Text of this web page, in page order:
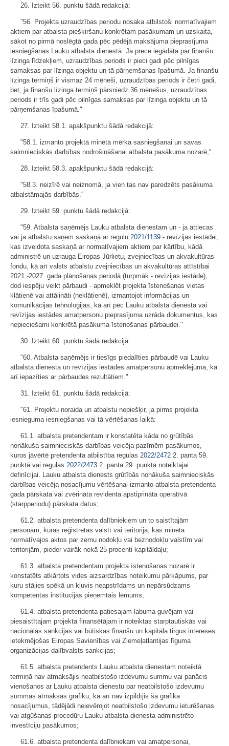
26. Izteikt 56. punktu šādā redakcijā:
"56. Projekta uzraudzības periodu nosaka atbilstoši normatīvajiem
aktiem par atbalsta piešķiršanu konkrētam pasākumam un uzskaita,
sākot no pirmā noslēgtā gada pēc pēdējā maksājuma pieprasījuma
iesniegšanas Lauku atbalsta dienestā. Ja prece iegādāta par finanšu
līzinga līdzekļiem, uzraudzības periods ir pieci gadi pēc pilnīgas
samaksas par līzinga objektu un tā pārņemšanas īpašumā. Ja finanšu
līzinga termiņš ir vismaz 24 mēneši, uzraudzības periods ir četri gadi,
bet, ja finanšu līzinga termiņš pārsniedz 36 mēnešus, uzraudzības
periods ir trīs gadi pēc pilnīgas samaksas par līzinga objektu un tā
pārņemšanas īpašumā."
27. Izteikt 58.1. apakšpunktu šādā redakcijā:
"58.1. izmanto projektā minētā mērķa sasniegšanai un savas
saimnieciskās darbības nodrošināšanai atbalsta pasākuma nozarē;".
28. Izteikt 58.3. apakšpunktu šādā redakcijā:
"58.3. neizīrē vai neiznomā, ja vien tas nav paredzēts pasākuma
atbalstāmajās darbībās."
29. Izteikt 59. punktu šādā redakcijā:
"59. Atbalsta saņēmējs Lauku atbalsta dienestam un - ja attiecas
vai ja atbalstu saņem saskaņā ar regulu 2021/1139 - revīzijas iestādei,
kas izveidota saskaņā ar normatīvajiem aktiem par kārtību, kādā
administrē un uzrauga Eiropas Jūrlietu, zvejniecības un akvakultūras
fondu, kā arī valsts atbalstu zvejniecības un akvakultūras attīstībai
2021.-2027. gada plānošanas periodā (turpmāk - revīzijas iestāde),
dod iespēju veikt pārbaudi - apmeklēt projekta īstenošanas vietas
klātienē vai attālināti (neklātienē), izmantojot informācijas un
komunikācijas tehnoloģijas, kā arī pēc Lauku atbalsta dienesta vai
revīzijas iestādes amatpersonu pieprasījuma uzrāda dokumentus, kas
nepieciešami konkrētā pasākuma īstenošanas pārbaudei."
30. Izteikt 60. punktu šādā redakcijā:
"60. Atbalsta saņēmējs ir tiesīgs piedalīties pārbaudē vai Lauku
atbalsta dienesta un revīzijas iestādes amatpersonu apmeklējumā, kā
arī iepazīties ar pārbaudes rezultātiem."
31. Izteikt 61. punktu šādā redakcijā:
"61. Projektu noraida un atbalstu nepiešķir, ja pirms projekta
iesnieguma iesniegšanas vai tā vērtēšanas laikā:
61.1. atbalsta pretendentam ir konstatēta kāda no grūtībās
nonākuša saimnieciskās darbības veicēja pazīmēm pasākumos,
kuros jāvērtē pretendenta atbilstība regulas 2022/2472 2. panta 59.
punktā vai regulas 2022/2473 2. panta 29. punktā noteiktajai
definīcijai. Lauku atbalsta dienests grūtībās nonākuša saimnieciskās
darbības veicēja nosacījumu vērtēšanai izmanto atbalsta pretendenta
gada pārskata vai zvērināta revidenta apstiprināta operatīvā
(starpperiodu) pārskata datus;
61.2. atbalsta pretendenta dalībniekiem un to saistītajām
personām, kuras reģistrētas valstī vai teritorijā, kas minēta
normatīvajos aktos par zemu nodokļu vai beznodokļu valstīm vai
teritorijām, pieder vairāk nekā 25 procenti kapitāldaļu;
61.3. atbalsta pretendentam projekta īstenošanas nozarē ir
konstatēts atkārtots vides aizsardzības noteikumu pārkāpums, par
kuru stājies spēkā un kļuvis neapstrīdams un nepārsūdzams
kompetentas institūcijas pieņemtais lēmums;
61.4. atbalsta pretendenta patiesajam labuma guvējam vai
piesaistītajam projekta finansētājam ir noteiktas starptautiskās vai
nacionālās sankcijas vai būtiskas finanšu un kapitāla tirgus intereses
ietekmējošas Eiropas Savienības vai Ziemeļatlantijas līguma
organizācijas dalībvalsts sankcijas;
61.5. atbalsta pretendents Lauku atbalsta dienestam noteiktā
termiņā nav atmaksājis neatbilstošo izdevumu summu vai panācis
vienošanos ar Lauku atbalsta dienestu par neatbilstošo izdevumu
summas atmaksas grafiku, kā arī nav izpildījis šā grafika
nosacījumus, tādējādi neievērojot neatbilstošo izdevumu ieturēšanas
vai atgūšanas procedūru Lauku atbalsta dienesta administrēto
investīciju pasākumos;
61.6. atbalsta pretendenta dalībniekam vai amatpersonai,